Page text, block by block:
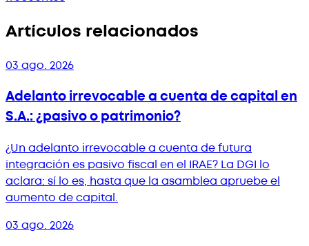
Artículos relacionados
03 ago. 2026
Adelanto irrevocable a cuenta de capital en
S.A.: ¿pasivo o patrimonio?
¿Un adelanto irrevocable a cuenta de futura
integración es pasivo fiscal en el IRAE? La DGI lo
aclara: sí lo es, hasta que la asamblea apruebe el
aumento de capital.
03 ago. 2026